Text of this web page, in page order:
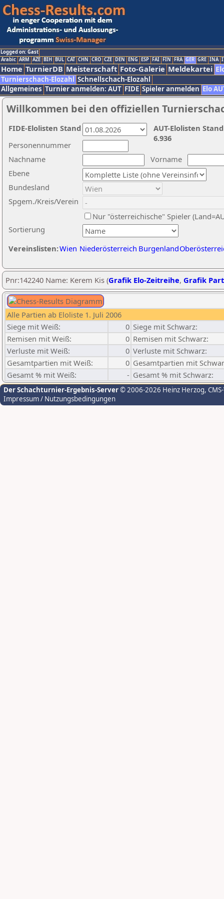
Logged on: Gast
Arabic ARM AZE BIH BUL CAT CHN CRO CZE DEN ENG ESP FAI FIN FRA GER GRE INA
Home TurnierDB Meisterschaft Foto-Galerie Meldekartei
Turnierschach-Elozahl Schnellschach-Elozahl
Allgemeines Turnier anmelden: AUT FIDE Spieler anmelden Elo
Willkommen bei den offiziellen
Nachname
Vorname
Ebene
Sortierung
Personennummer
Bundesland
Spgem./Kreis/Verein
Nur "österreichische" Spieler
Vereinslisten:Wien Niederösterreich Burgenland
AUT-Elolisten
6.936
FIDE-Elolisten Stand
Pnr:142240 Name: Kerem Kis (Grafik Elo-Zeitreihe, Grafik
Alle Partien ab Eloliste 1. Juli 2006
Siege mit Weiß:
0 Siege mit Schwarz:
Remisen mit Weiß:
0 Remisen mit Schwarz:
Verluste mit Weiß:
0 Verluste mit Schwarz:
Gesamtpartien mit Weiß:
0 Gesamtpartien mit
Gesamt % mit Weiß:
- Gesamt % mit Schwarz:
Der Schachturnier-Ergebnis-Server© 2006-2026 Heinz Herzog,
Impressum / Nutzungsbedingungen